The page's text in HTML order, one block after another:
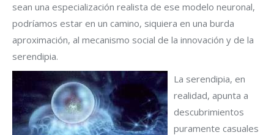
sean una especialización realista de ese modelo neuronal,
podríamos estar en un camino, siquiera en una burda
aproximación, al mecanismo social de la innovación y de la
serendipia.
La serendipia, en
realidad, apunta a
descubrimientos
puramente casuales